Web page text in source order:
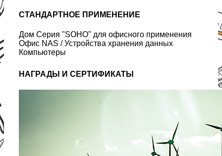
СТАНДАРТНОЕ ПРИМЕНЕНИЕ
Дом Серия "SOHO" для офисного применения
Офис NAS / Устройства хранения данных
Компьютеры
НАГРАДЫ И СЕРТИФИКАТЫ